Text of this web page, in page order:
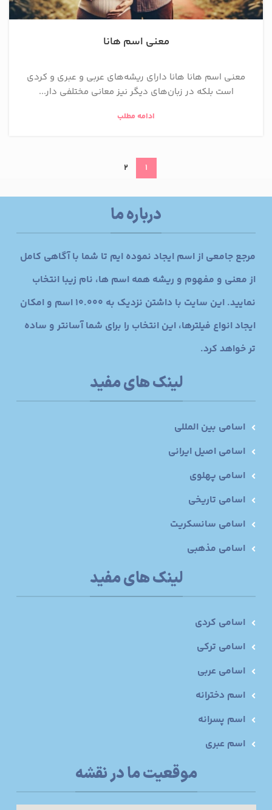
معنی اسم هانا
معنی اسم هانا هانا دارای ریشه‌های عربی و عبری و کردی
است بلکه در زبان‌های دیگر نیز معانی مختلفی دار...
ادامه مطلب
1
2
درباره ما
مرجع جامعی از اسم ایجاد نموده ایم تا شما با آگاهی کامل
از معنی و مفهوم و ریشه همه اسم ها، نام زیبا انتخاب
نمایید. این سایت با داشتن نزدیک به 10.000 اسم و امکان
ایجاد انواع فیلترها، این انتخاب را برای شما آسانتر و ساده
تر خواهد کرد.
لینک های مفید
اسامی بین المللی
اسامی اصیل ایرانی
اسامی پهلوی
اسامی تاریخی
اسامی سانسکریت
اسامی مذهبی
لینک های مفید
اسامی کردی
اسامی ترکی
اسامی عربی
اسم دخترانه
اسم پسرانه
اسم عبری
موقعیت ما در نقشه